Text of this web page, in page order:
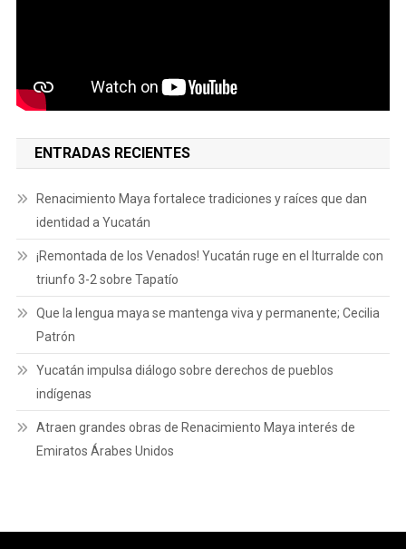
ENTRADAS RECIENTES
Renacimiento Maya fortalece tradiciones y raíces que dan
identidad a Yucatán
¡Remontada de los Venados! Yucatán ruge en el Iturralde con
triunfo 3-2 sobre Tapatío
Que la lengua maya se mantenga viva y permanente; Cecilia
Patrón
Yucatán impulsa diálogo sobre derechos de pueblos
indígenas
Atraen grandes obras de Renacimiento Maya interés de
Emiratos Árabes Unidos